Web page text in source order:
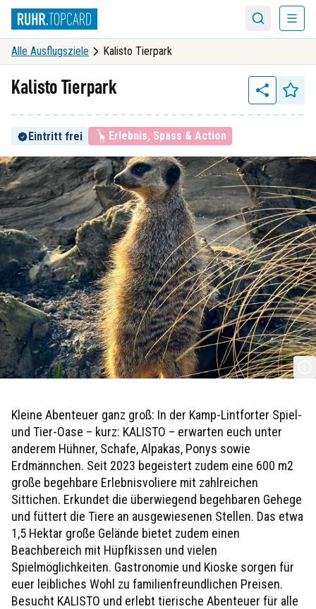
Menü
SucheAlle Ausflugsziele Kalisto Tierpark
Kalisto Tierpark
Eintritt frei Erlebnis, Spass & Action
Kleine Abenteuer ganz groß: In der Kamp-Lintforter Spiel-
und Tier-Oase – kurz: KALISTO – erwarten euch unter
anderem Hühner, Schafe, Alpakas, Ponys sowie
Erdmännchen. Seit 2023 begeistert zudem eine 600 m2
große begehbare Erlebnisvoliere mit zahlreichen
Sittichen. Erkundet die überwiegend begehbaren Gehege
und füttert die Tiere an ausgewiesenen Stellen. Das etwa
1,5 Hektar große Gelände bietet zudem einen
Beachbereich mit Hüpfkissen und vielen
Spielmöglichkeiten. Gastronomie und Kioske sorgen für
euer leibliches Wohl zu familienfreundlichen Preisen.
Besucht KALISTO und erlebt tierische Abenteuer für alle